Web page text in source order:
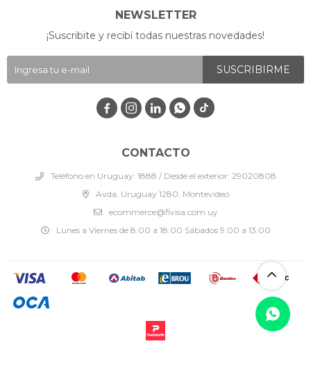
CONTACTO
Teléfono en Uruguay: 1888 / Desde el exterior: 29020808
Avda. Uruguay 1280, Montevideo
ecommerce@fivisa.com.uy
Lunes a Viernes de 8:00 a 18:00 Sábados 9:00 a 13:00
NEWSLETTER
¡Suscribite y recibí todas nuestras novedades!
SUSCRIBIRME
   